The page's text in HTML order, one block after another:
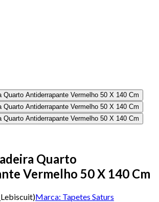
Quarto
Vermelho 50 X 140 Cm
)Marca: Tapetes Saturs